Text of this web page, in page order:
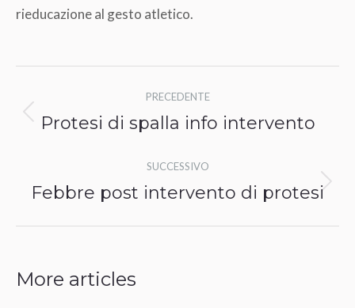
rieducazione al gesto atletico.
tra
post
PRECEDENTE
Post
Protesi di spalla info intervento
SUCCESSIVO
Prossimo
Febbre post intervento di protesi
More articles